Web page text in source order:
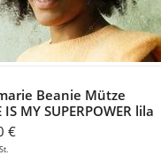
Beanie Mütze
IS MY SUPERPOWER lila
- flieder
€